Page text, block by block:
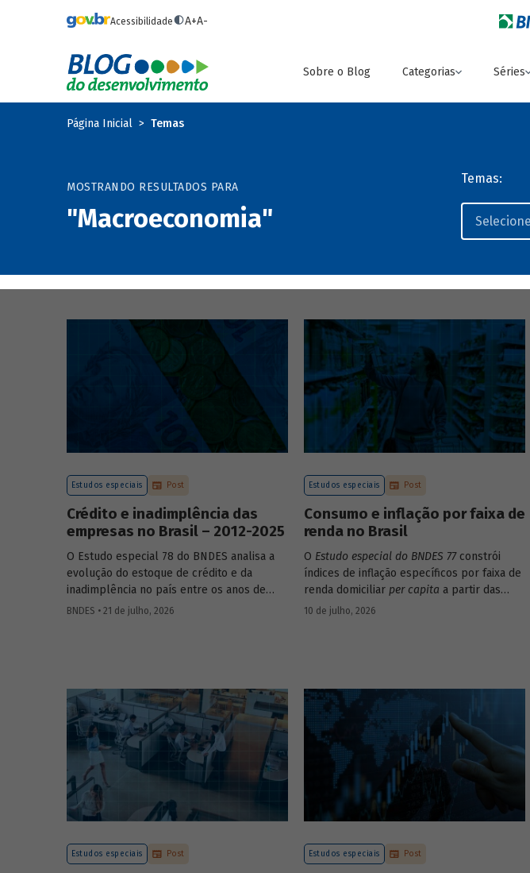
Acessibilidade A+A-
Sobre o Blog Categorias Séries
Página Inicial Temas
MOSTRANDO RESULTADOS PARA
"Macroeconomia"
Temas:
Estudos especiais Post
Crédito e inadimplência das
empresas no Brasil – 2012-2025
O Estudo especial 78 do BNDES analisa a
evolução do estoque de crédito e da
inadimplência no país entre os anos de
2012 e 2025, explorando dois recortes
BNDES • 21 de julho, 2026
Estudos especiais Post
Consumo e inflação por faixa de
renda no Brasil
O Estudo especial do BNDES 77constrói
índices de inflação específicos por faixa de
renda domiciliar per capita a partir das
estruturas de consumo da POF 2017-2018
durante o período.
10 de julho, 2026
Estudos especiais Post Estudos especiais Post